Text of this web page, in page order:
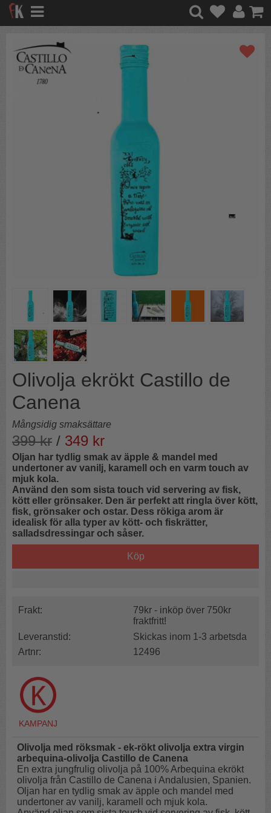
Olivolja ekrökt Castillo de
Canena
Mångsidig smaksättare
399kr / 349 kr
Oljan har tydlig smak av äpple & mandel med
undertoner av vanilj, karamell och en varm touch av
mjuk kola.
Använd den som sista touch vid servering av fisk,
kött eller grönsaker. Den är perfekt att ringla över kött,
fisk, grönsaker och ostar. Dess rökiga arom är
idealisk för alla typer av kött- och fiskrätter,
salladsdressingar och såser.
Köp
Frakt:
79kr - inköp över 750kr
fraktfritt!
Leveranstid:
Skickas inom 1-3 arbetsda
Artnr:
12496
Olivolja med röksmak - ek-rökt olivoljaextra virgin
arbequina-olivolja Castillo de Canena
En extra jungfrulig olivolja på 100% Arbequina ekrökt
olivolja från Castillo de Canena i Andalusien, Spanien.
Oljan har en tydlig smak av äpple och mandel med
undertoner av vanilj, karamell och mjuk kola.